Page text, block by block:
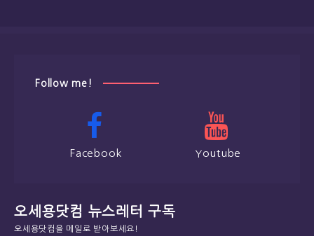
Follow me!
Facebook Youtube
오세용닷컴 뉴스레터 구독
오세용닷컴을 메일로 받아보세요!